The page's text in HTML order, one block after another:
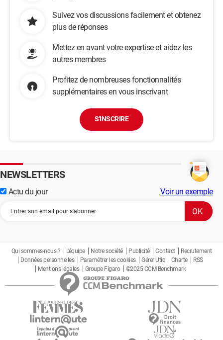
Suivez vos discussions facilement et obtenez
plus de réponses
Mettez en avant votre expertise et aidez les
autres membres
Profitez de nombreuses fonctionnalités
supplémentaires en vous inscrivant
S'INSCRIRE
NEWSLETTERS
Actu du jour Voir un exemple
Qui sommes-nous ? L'équipe Notre société Publicité Contact
Recrutement
Données personnelles
Paramétrer les cookies Gérer Utiq Charte
RSS
Mentions légales
Groupe Figaro ©2025 CCM Benchmark